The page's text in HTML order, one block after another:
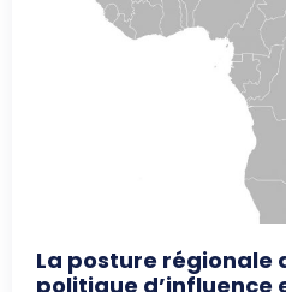
La posture régionale
politique